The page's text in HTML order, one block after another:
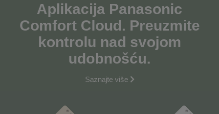
Aplikacija Panasonic
Comfort Cloud. Preuzmite
kontrolu nad svojom
udobnošću.
Saznajte više